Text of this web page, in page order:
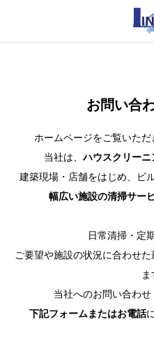
お問い合
ホームページをご覧いただ
当社は、ハウスクリー
建築現場・店舗をはじめ、ビ
幅広い施設の清掃サー
日常清掃・定
ご要望や施設の状況に合わせ
ま
当社へのお問い合わせ
下記フォームまたはお電話